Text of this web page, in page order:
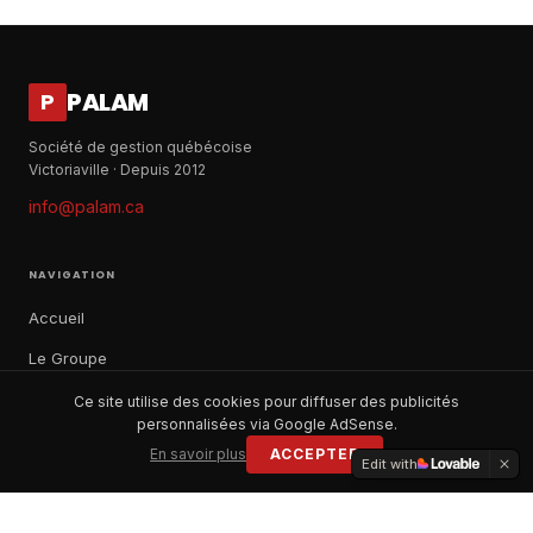
P PALAM
Société de gestion québécoise
Victoriaville · Depuis 2012
info@palam.ca
NAVIGATION
Accueil
Le Groupe
Notre histoire
Ce site utilise des cookies pour diffuser des publicités
personnalisées via Google AdSense.
En savoir plus
ACCEPTER
Edit with